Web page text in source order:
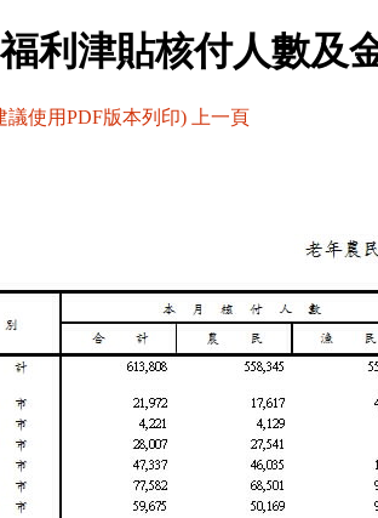
利津貼核付人數及
議使用PDF版本列印) 上一頁